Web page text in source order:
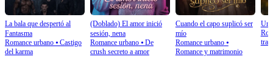
La bala que despertó al
Fantasma
Romance urbano ⦁ Castigo
del karma
(Doblado) El amor inició
sesión, nena
Romance urbano⦁ De
crush secreto a amor
Cuando el capo suplicó ser
mío
Romance urbano⦁
Romance y matrimonio
Un